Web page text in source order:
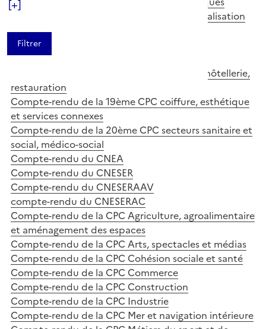
[+]
Compte-rendu de la 15ème CPC Commercialisation
et distribution
Compte-rendu de la 16ème CPC Services
administratifs et financiers
Compte-rendu de la 17ème CPC tourisme, hôtellerie,
restauration
Compte-rendu de la 19ème CPC coiffure, esthétique
et services connexes
Compte-rendu de la 20ème CPC secteurs sanitaire et
social, médico-social
Compte-rendu du CNEA
Compte-rendu du CNESER
Compte-rendu du CNESERAAV
compte-rendu du CNESERAC
Compte-rendu de la CPC Agriculture, agroalimentaire
et aménagement des espaces
Compte-rendu de la CPC Arts, spectacles et médias
Compte-rendu de la CPC Cohésion sociale et santé
Compte-rendu de la CPC Commerce
Compte-rendu de la CPC Construction
Compte-rendu de la CPC Industrie
Compte-rendu de la CPC Mer et navigation intérieure